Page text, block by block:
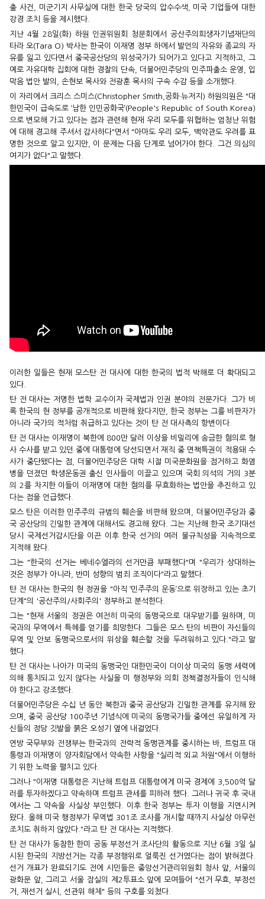
출 사건, 미군기지 사무실에 대한 한국 당국의 압수수색, 미국 기업들에 대한
강경 조치 등을 제시했다.
지난 4월 28일(화) 하원 인권위원회 청문회에서 공산주의희생자기념재단의
타라 오(Tara O) 박사는 한국이 이재명 정부 하에서 발언의 자유와 종교의 자
유를 잃고 있다면서 중국공산당의 위성국가가 되어가고 있다고 지적하고, 그
예로 자유대학 집회에 대한 경찰의 단속, 더불어민주당의 민주파출소 운영, 입
막음 법안 발의, 손현보 목사와 전광훈 목사의 구속 수감 등을 소개했다.
이 자리에서 크리스 스미스(Christopher Smith,공화·뉴저지) 하원의원은 "대
한민국이 급속도로 ‘남한 인민공화국’(People's Republic of South Korea)
으로 변모해 가고 있다는 점과 관련해 현재 우리 모두를 위협하는 엄청난 위험
에 대해 경고해 주셔서 감사하다"면서 "아마도 우리 모두, 백악관도 우려를 표
명한 것으로 알고 있지만, 이 문제는 다음 단계로 넘어가야 한다. 그건 의심의
여지가 없다"고 말했다.
이러한 일들은 현재 모스탄 전 대사에 대한 한국의 법적 박해로 더 확대되고
있다.
탄 전 대사는 저명한 법학 교수이자 국제법과 인권 분야의 전문가다. 그가 비
록 한국의 현 정부를 공개적으로 비판해 왔다지만, 한국 정부는 그를 비판자가
아니라 국가의 적처럼 취급하고 있다는 것이 탄 전 대사측의 항변이다.
탄 전 대사는 이재명이 북한에 800만 달러 이상을 비밀리에 송금한 혐의로 형
사 수사를 받고 있던 중에 대통령에 당선되면서 재직 중 면책특권이 적용돼 수
사가 중단됐다는 점, 더불어민주당은 대학 시절 미국문화원을 점거하고 화염
병을 던졌던 학생운동권 출신 인사들이 이끌고 있으며 국회 의석의 거의 3분
의 2를 차지한 이들이 이재명에 대한 혐의를 무효화하는 법안을 추진하고 있
다는 점을 언급했다.
모스 탄은 이러한 민주주의 규범의 훼손을 비판해 왔으며, 더불어민주당과 중
국 공산당의 긴밀한 관계에 대해서도 경고해 왔다. 그는 지난해 한국 조기대선
당시 국제선거감시단을 이끈 이후 한국 선거의 여러 불규칙성을 지속적으로
지적해 왔다.
그는 "한국의 선거는 베네수엘라의 선거만큼 부패했다"며 "우리가 상대하는
것은 정부가 아니라, 반미 성향의 범죄 조직이다"라고 말했다.
탄 전 대사는 한국의 현 정권을 "아직 ‘민주주의 운동’으로 위장하고 있는 초기
단계"의 '공산주의/사회주의' 정부하고 분석한다.
그는 "현재 서울의 정권은 여전히 미국의 동맹국으로 대우받기를 원하며, 미
국과의 무역에서 특혜를 얻기를 희망한다. 그들은 모스 탄의 비판이 자신들의
무역 및 안보 동맹국으로서의 위상을 훼손할 것을 두려워하고 있다."라고 말
했다.
탄 전 대사는 나아가 미국의 동맹국인 대한민국이 더이상 미국의 동맹 세력에
의해 통치되고 있지 않다는 사실을 미 행정부와 의회 정책결정자들이 인식해
야 한다고 강조했다.
더불어민주당은 수십 년 동안 북한과 중국 공산당과 긴밀한 관계를 유지해 왔
으며, 중국 공산당 100주년 기념식에 미국의 동맹국가들 중에선 유일하게 자
신들의 정당 깃발을 붉은 오성기 옆에 내걸었다.
연방 국무부와 전쟁부는 한국과의 전략적 동맹관계를 중시하는 바, 트럼프 대
통령과 이재명이 양자회담에서 약속한 사항을 "실리적 외교 차원"에서 이행하
기 위한 노력을 펼치고 있다.
그러나 "이재명 대통령은 지난해 트럼프 대통령에게 미국 경제에 3,500억 달
러를 투자하겠다고 약속하며 트럼프 관세를 피하려 했다. 그러나 귀국 후 국내
에서는 그 약속을 사실상 부인했다. 이후 한국 정부는 투자 이행을 지연시켜
왔다. 올해 미국 행정부가 무역법 301조 조사를 개시할 때까지 사실상 아무런
조치도 취하지 않았다."라고 탄 전 대사는 지적했다.
탄 전 대사가 동참한 한미 공동 부정선거 조사단의 활동으로 지난 6월 3일 실
시된 한국의 지방선거는 각종 부정행위로 얼룩진 선거였다는 점이 밝혀졌다.
선거 개표가 완료되기도 전에 시민들은 중앙선거관리위원회 청사 앞, 서울의
광화문 앞, 그리고 서울 잠실의 제2투표소 앞에 모여들어 "선거 무효, 부정선
거, 재선거 실시, 선관위 해체" 등의 구호를 외쳤다.